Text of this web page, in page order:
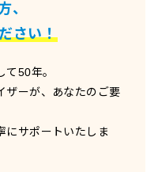
、
さい！
50年。
ザーが、あなたのご要
にサポートいたしま